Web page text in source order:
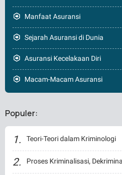
Manfaat Asuransi
Sejarah Asuransi di Dunia
Asuransi Kecelakaan Diri
Macam-Macam Asuransi
Populer:
Teori-Teori dalam Kriminologi
Proses Kriminalisasi,